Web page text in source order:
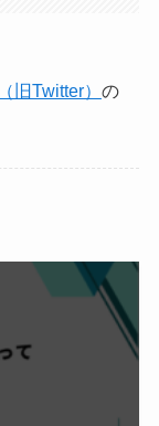
旧Twitter） の